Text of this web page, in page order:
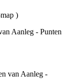
)
Aanleg - Punten
van Aanleg -